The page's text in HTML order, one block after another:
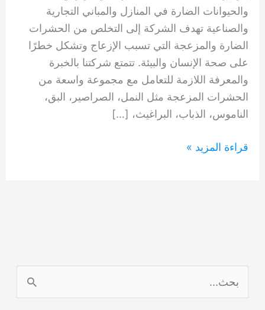
والحيوانات الضارة في المنازل والمباني التجارية
والصناعية تهدف الشركة إلى التخلص من الحشرات
الضارة والمزعجة التي تسبب الإزعاج وتشكل خطرًا
على صحة الإنسان والبيئة. تتمتع شركتنا بالخبرة
والمعرفة اللازمة للتعامل مع مجموعة واسعة من
الحشرات المزعجة مثل النمل، الصراصير، البق،
الناموس، الذباب، البراغيث، […]
شركه
قراءة المزيد »
ل